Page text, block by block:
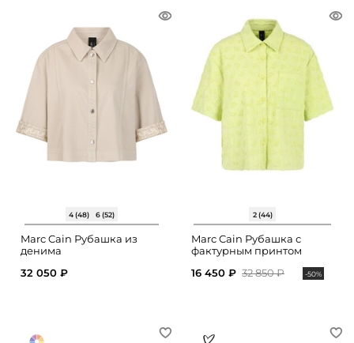
4 (48) 6 (52)
Marc Cain Рубашка из
денима
32 050 ₽
2 (44)
Marc Cain Рубашка с
фактурным принтом
16 450 ₽ 32 850 ₽ -50%